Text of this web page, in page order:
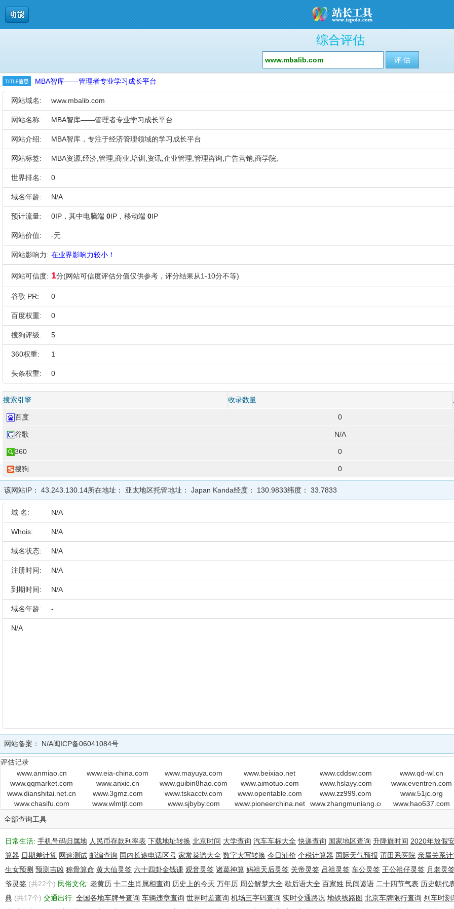
综合评估
MBA智库——管理者专业学习成长平台
网站域名: www.mbalib.com
网站名称: MBA智库——管理者专业学习成长平台
网站介绍: MBA智库，专注于经济管理领域的学习成长平台
网站标签: MBA资源,经济,管理,商业,培训,资讯,企业管理,管理咨询,广告营销,商学院,
世界排名: 0
域名年龄: N/A
预计流量: 0IP，其中电脑端 0IP，移动端 0IP
网站价值: -元
网站影响力: 在业界影响力较小！
网站可信度: 1分(网站可信度评估分值仅供参考，评分结果从1-10分不等)
谷歌 PR: 0
百度权重: 0
搜狗评级: 5
360权重: 1
头条权重: 0
搜索引擎 收录数量
百度 0
谷歌 N/A
360 0
搜狗 0
该网站IP： 43.243.130.14所在地址： 亚太地区托管地址： Japan Kanda经度： 130.9833纬度： 33.7833
域 名: N/A
Whois: N/A
域名状态: N/A
注册时间: N/A
到期时间: N/A
域名年龄: -
N/A
网站备案： N/A闽ICP备06041084号
评估记录
www.anmiao.cn
www.eia-china.com www.mayuya.com www.beixiao.net www.cddsw.com
www.qd-wl.cn
www.qqmarket.com
www.anxic.cn www.guibin8hao.com www.aimotuo.com www.hslayy.com
www.eventren.com
www.dianshitai.net.cn
www.3gmz.com www.tskacctv.com www.opentable.com www.zz999.com
www.51jc.org
www.chasifu.com
www.wlmtjt.com www.sjbyby.com www.pioneerchina.net www.zhangmuniang.com
www.hao637.com
全部查询工具
日常生活: 手机号码归属地 人民币存款利率表 下载地址转换 北京时间 大学查询 汽车车标大全 快递查询 国家地区查询 升降旗时间 2020年放假
算器 日期差计算 网速测试 邮编查询 国内长途电话区号 家常菜谱大全 数字大写转换 今日油价 个税计算器 国际天气预报 莆田系医院 亲属关系
生女预测 预测吉凶 称骨算命 黄大仙灵签 六十四卦金钱课 观音灵签 诸葛神算 妈祖天后灵签 关帝灵签 吕祖灵签 车公灵签 王公祖仔灵签 月老灵
爷灵签 (共22个) 民俗文化: 老黄历 十二生肖属相查询 历史上的今天 万年历 周公解梦大全 歇后语大全 百家姓 民间谚语 二十四节气表 历史朝代
典 (共17个) 交通出行: 全国各地车牌号查询 车辆违章查询 世界时差查询 机场三字码查询 实时交通路况 地铁线路图 北京车牌限行查询 列车时刻